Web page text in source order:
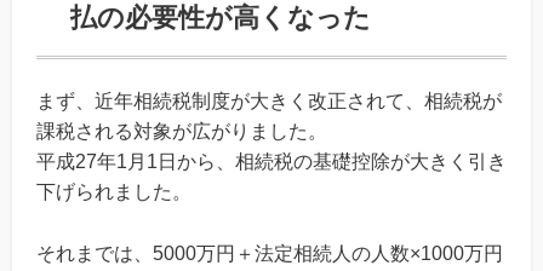
払の必要性が高くなった
まず、近年相続税制度が大きく改正されて、相続税が
課税される対象が広がりました。
平成27年1月1日から、相続税の基礎控除が大きく引き
下げられました。
それまでは、5000万円＋法定相続人の人数×1000万円